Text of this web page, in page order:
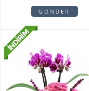
GÖNDER